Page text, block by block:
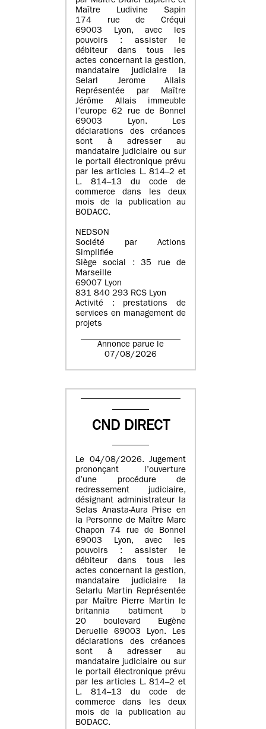
Maître Ludivine Sapin
174 rue de Créqui
69003 Lyon, avec les
pouvoirs : assister le
débiteur dans tous les
actes concernant la gestion,
mandataire judiciaire la
Selarl Jerome Allais
Représentée par Maître
Jérôme Allais immeuble
l’europe 62 rue de Bonnel
69003 Lyon. Les
déclarations des créances
sont à adresser au
mandataire judiciaire ou sur
le portail électronique prévu
par les articles L. 814–2 et
L. 814–13 du code de
commerce dans les deux
mois de la publication au
BODACC.
NEDSON
Société par Actions
Simplifiée
Siège social : 35 rue de
Marseille
69007 Lyon
831 840 293 RCS Lyon
Activité : prestations de
services en management de
projets
Annonce parue le
07/08/2026
CND DIRECT
Le 04/08/2026. Jugement
prononçant l’ouverture
d’une procédure de
redressement judiciaire,
désignant administrateur la
Selas Anasta-Aura Prise en
la Personne de Maître Marc
Chapon 74 rue de Bonnel
69003 Lyon, avec les
pouvoirs : assister le
débiteur dans tous les
actes concernant la gestion,
mandataire judiciaire la
Selarlu Martin Représentée
par Maître Pierre Martin le
britannia batiment b
20 boulevard Eugène
Deruelle 69003 Lyon. Les
déclarations des créances
sont à adresser au
mandataire judiciaire ou sur
le portail électronique prévu
par les articles L. 814–2 et
L. 814–13 du code de
commerce dans les deux
mois de la publication au
BODACC.